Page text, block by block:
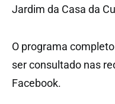
Jardim da Casa da
O programa
ser consultado nas
Facebook.